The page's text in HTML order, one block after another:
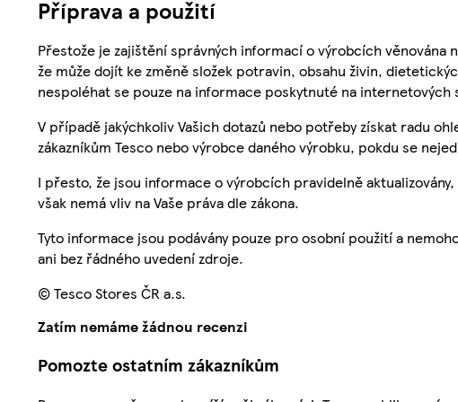
Příprava a použití
Přestože je zajištění správných informací o výrobcích
že může dojít ke změně složek potravin, obsahu živin,
nespoléhat se pouze na informace poskytnuté na internetových
V případě jakýchkoliv Vašich dotazů nebo potřeby získat radu
zákazníkům Tesco nebo výrobce daného výrobku, pokdu se
I přesto, že jsou informace o výrobcích pravidelně
však nemá vliv na Vaše práva dle zákona.
Tyto informace jsou podávány pouze pro osobní použití a
ani bez řádného uvedení zdroje.
© Tesco Stores ČR a.s.
Zatím nemáme žádnou recenzi
Pomozte ostatním zákazníkům